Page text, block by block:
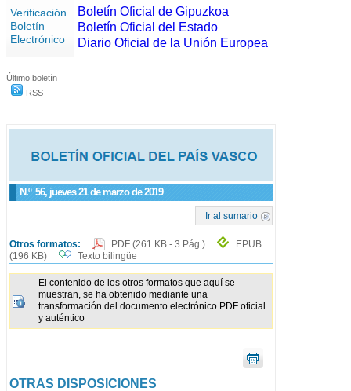
Verificación
Boletín
Electrónico
Último boletín
RSS
N.º 56, jueves 21 de marzo de 2019
Ir al sumario
Otros formatos: PDF (261 KB - 3 Pág.)
EPUB
(196 KB)
Texto bilingüe
El contenido de los otros formatos que aquí se
muestran, se ha obtenido mediante una
transformación del documento electrónico PDF oficial
y auténtico
OTRAS DISPOSICIONES
Boletín Oficial de Gipuzkoa
Boletín Oficial del Estado
Diario Oficial de la Unión Europea